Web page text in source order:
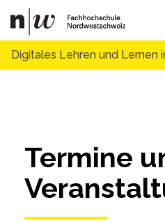
Digitales Lehren und Lernen
Termine